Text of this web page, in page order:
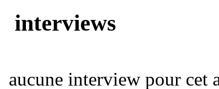
interviews
aucune interview pour cet